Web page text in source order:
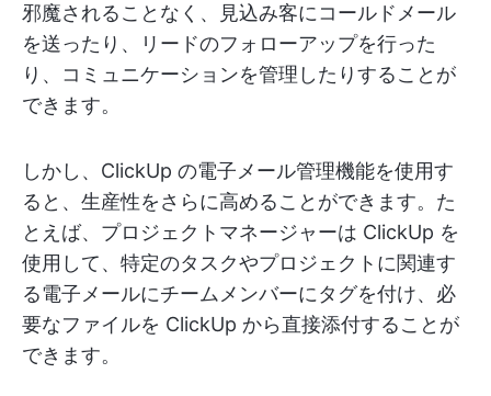
邪魔されることなく、見込み客にコールドメール
を送ったり、リードのフォローアップを行った
り、コミュニケーションを管理したりすることが
できます。
しかし、ClickUp の電子メール管理機能を使用す
ると、生産性をさらに高めることができます。た
とえば、プロジェクトマネージャーは ClickUp を
使用して、特定のタスクやプロジェクトに関連す
る電子メールにチームメンバーにタグを付け、必
要なファイルを ClickUp から直接添付することが
できます。